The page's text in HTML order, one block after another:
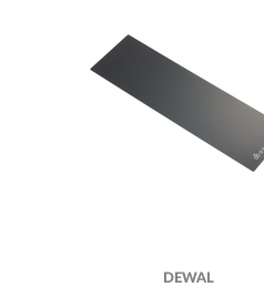
DEWAL